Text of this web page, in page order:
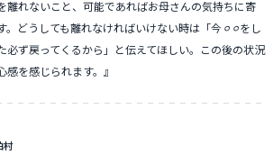
れないこと、可能であればお母さんの気持ちに寄
。どうしても離れなければいけない時は「今⚪︎⚪︎をし
必ず戻ってくるから」と伝えてほしい。この後の状況
を感じられます。』
村